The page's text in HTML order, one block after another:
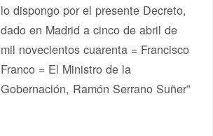
lo dispongo por el presente Decreto,
dado en Madrid a cinco de abril de
mil novecientos cuarenta = Francisco
Franco = El Ministro de la
Gobernación, Ramón Serrano Suñer”